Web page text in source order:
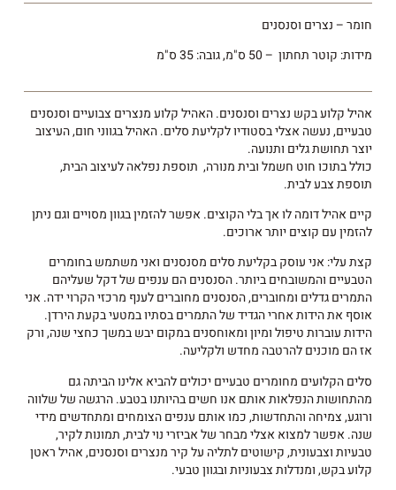
חומר – נצרים וסנסנים
מידות: קוטר תחתון – 50 ס"מ, גובה: 35 ס"מ
אהיל קלוע בקש נצרים וסנסנים. האהיל קלוע מנצרים צבועיים וסנסנים
טבעיים, נעשה אצלי בסטודיו לקליעת סלים. האהיל בגווני חום, העיצוב
יוצר תחושת גלים ותנועה.
כולל בתוכו חוט חשמל ובית מנורה, תוספת נפלאה לעיצוב הבית,
תוספת צבע לבית.
קיים אהיל דומה לו אך בלי הקוצים. אפשר להזמין בגוון מסויים וגם ניתן
להזמין עם קוצים יותר ארוכים.
קצת עלי: אני עוסק בקליעת סלים מסנסנים ואני משתמש בחומרים
הטבעיים והמשובחים ביותר. הסנסנים הם ענפים של דקל שעליהם
התמרים גדלים ומחוברים, הסנסנים מחוברים לענף מרכזי הקרוי ידה. אני
אוסף את הידות אחרי הגדיד של התמרים בסתיו במטעי בקעת הירדן.
הידות עוברות טיפול ומיון ומאוחסנים במקום יבש במשך כחצי שנה, ורק
אז הם מוכנים להרטבה מחדש ולקליעה.
סלים הקלועים מחומרים טבעיים יכולים להביא אלינו הביתה גם
מהתחושות הנפלאות אותם אנו חשים בהיותנו בטבע. הרגשה של שלווה
ורוגע, צמיחה והתחדשות, כמו אותם ענפים הצומחים ומתחדשים מידי
שנה. אפשר למצוא אצלי מבחר של אביזרי נוי לבית, תמונות לקיר,
טבעיות וצבעונית, קישוטים לתליה על קיר מנצרים וסנסנים, אהיל ראטן
קלוע בקש, ומנדלות צבעוניות ובגוון טבעי.